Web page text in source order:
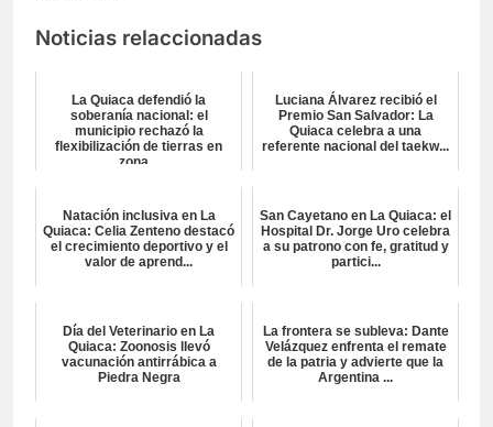
Noticias relaccionadas
La Quiaca defendió la
soberanía nacional: el
municipio rechazó la
flexibilización de tierras en
zona...
Luciana Álvarez recibió el
Premio San Salvador: La
Quiaca celebra a una
referente nacional del taekw...
Natación inclusiva en La
Quiaca: Celia Zenteno destacó
el crecimiento deportivo y el
valor de aprend...
San Cayetano en La Quiaca: el
Hospital Dr. Jorge Uro celebra
a su patrono con fe, gratitud y
partici...
Día del Veterinario en La
Quiaca: Zoonosis llevó
vacunación antirrábica a
Piedra Negra
La frontera se subleva: Dante
Velázquez enfrenta el remate
de la patria y advierte que la
Argentina ...